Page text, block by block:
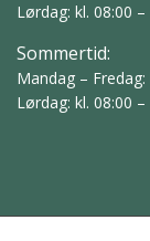
Lørdag: kl. 08:00 –
Sommertid:
Mandag – Fredag:
Lørdag: kl. 08:00 –